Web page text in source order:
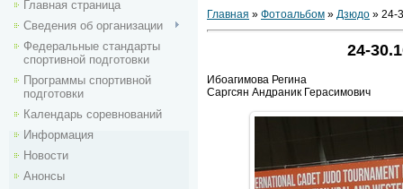
Главная страница
Сведения об организации
Федеральные стандарты
спортивной подготовки
Программы спортивной
подготовки
Календарь соревнований
Информация
Новости
Анонсы
Главная » Фотоальбом » Дзюдо » 24-
24-
Ибоагимова Регина
Саргсян Андраник Герасимович